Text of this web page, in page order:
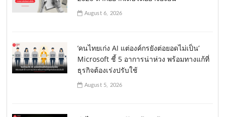
August 6, 2026
‘คนไทยเก่ง AI แต่องค์กรยังต่อยอดไม่เป็น’
Microsoft ชี้ 5 อาการน่าห่วง พร้อมทางแก้ที่
ธุรกิจต้องเร่งปรับใช้
August 5, 2026